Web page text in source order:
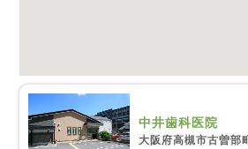
中井歯科医院
大阪府高槻市古曽